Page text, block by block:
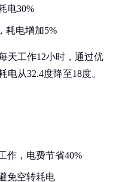
电30%
耗电增加5%
天工作12小时，通过优
从32.4度降至18度。
作，电费节省40%
免空转耗电